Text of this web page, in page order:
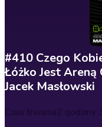
#410 Czego
Łóżko Jest
Jacek Masłowski
Czas trwania2 godziny